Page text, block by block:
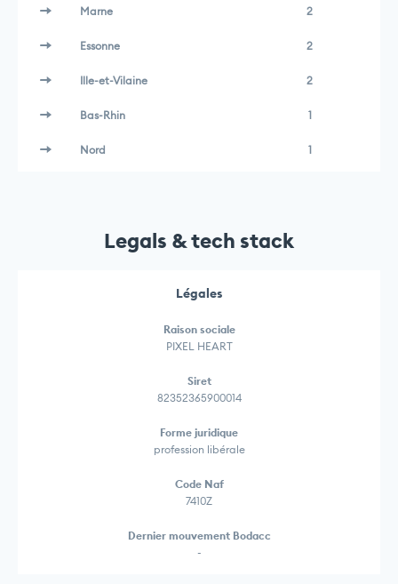
Marne 2
Essonne 2
Ille-et-Vilaine 2
Bas-Rhin 1
Nord 1
Legals & tech stack
Légales
Raison sociale
PIXEL HEART
Siret
82352365900014
Forme juridique
profession libérale
Code Naf
7410Z
Dernier mouvement Bodacc
-